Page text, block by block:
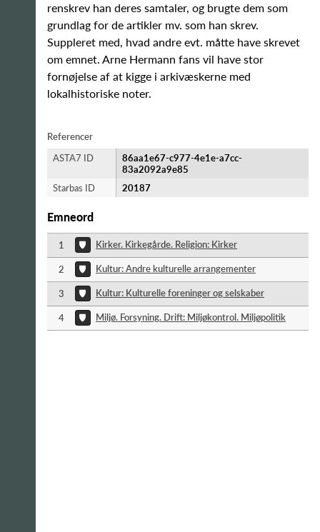
renskrev han deres samtaler, og brugte dem som
grundlag for de artikler mv. som han skrev.
Suppleret med, hvad andre evt. måtte have skrevet
om emnet. Arne Hermann fans vil have stor
fornøjelse af at kigge i arkivæskerne med
lokalhistoriske noter.
Referencer
ASTA7 ID
86aa1e67-c977-4e1e-a7cc-
83a2092a9e85
Starbas ID
20187
Emneord
1 Kirker. Kirkegårde. Religion: Kirker
2 Kultur: Andre kulturelle arrangementer
3 Kultur: Kulturelle foreninger og selskaber
4 Miljø. Forsyning. Drift: Miljøkontrol. Miljøpolitik